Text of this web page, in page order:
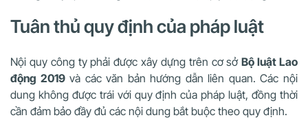
Tuân thủ quy định của pháp luật
Nội quy công ty phải được xây dựng trên cơ sởBộ luật Lao
động 2019và các văn bản hướng dẫn liên quan. Các nội
dung không được trái với quy định của pháp luật, đồng thời
cần đảm bảo đầy đủ các nội dung bắt buộc theo quy định.